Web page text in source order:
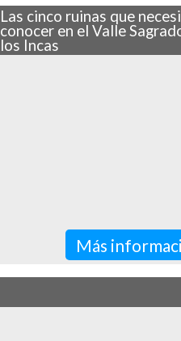
Las cinco ruinas que
conocer en el Valle
los Incas
Más